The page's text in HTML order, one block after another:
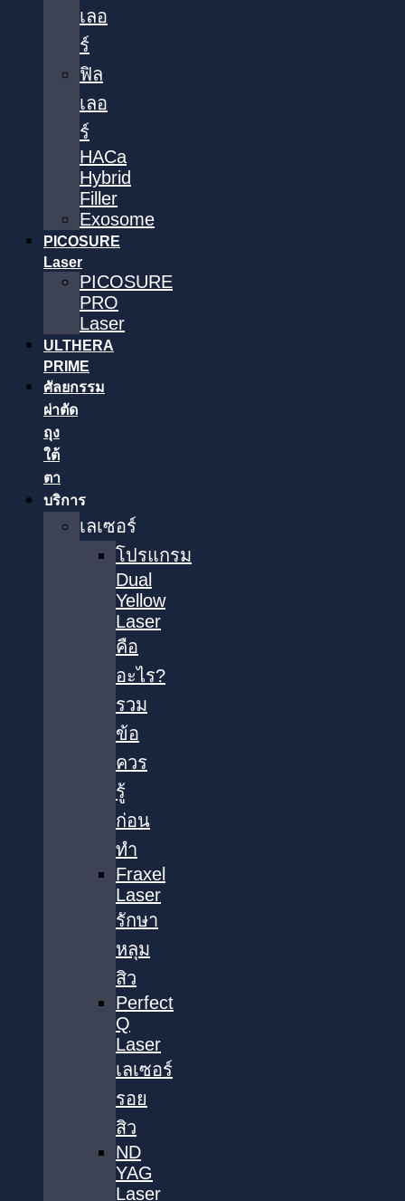
เลอ
ร์
ฟิล
เลอ
ร์
HACa
Hybrid
Filler
Exosome
PICOSURE
Laser
PICOSURE
PRO
Laser
ULTHERA
PRIME
ศัลยกรรม
ผ่าตัด
ถุง
ใต้
ตา
บริการ
เลเซอร์
โปรแกรม
Dual
Yellow
Laser
คือ
อะไร?
รวม
ข้อ
ควร
รู้
ก่อน
ทำ
Fraxel
Laser
รักษา
หลุม
สิว
Perfect
Q
Laser
เลเซอร์
รอย
สิว
ND
YAG
Laser